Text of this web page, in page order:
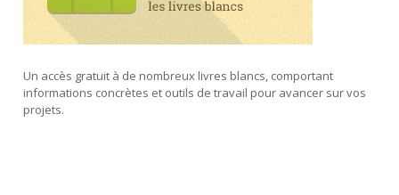
Un accès gratuit à de nombreux livres blancs, comportant
informations concrètes et outils de travail pour avancer sur vos
projets.